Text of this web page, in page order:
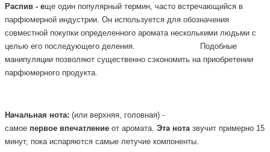
Распив - еще один популярный термин, часто встречающийся в
парфюмерной индустрии. Он используется для обозначения
совместной покупки определенного аромата несколькими людьми с
целью его последующего деления.
Подобные
манипуляции позволяют существенно сэкономить на приобретении
парфюмерного продукта.
Начальная нота: (или верхняя, головная) -
самое первое впечатление от аромата. Эта нота звучит примерно 15
минут, пока испаряются самые летучие компоненты.